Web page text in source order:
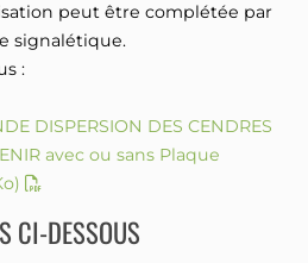
peut être complétée par
signalétique.
:
DISPERSION DES CENDRES
avec ou sans Plaque
CI-DESSOUS